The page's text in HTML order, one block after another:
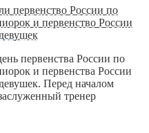
первенство России по
и первенство России
первенства России по
и первенства России
Перед началом
тренер